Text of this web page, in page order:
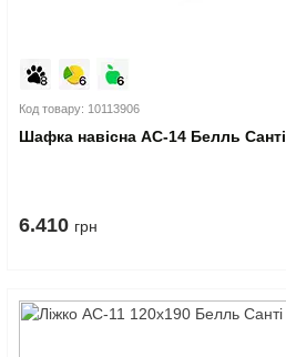
Код товару: 10113906
Шафка навісна АС-14 Белль Санті
6.410 грн